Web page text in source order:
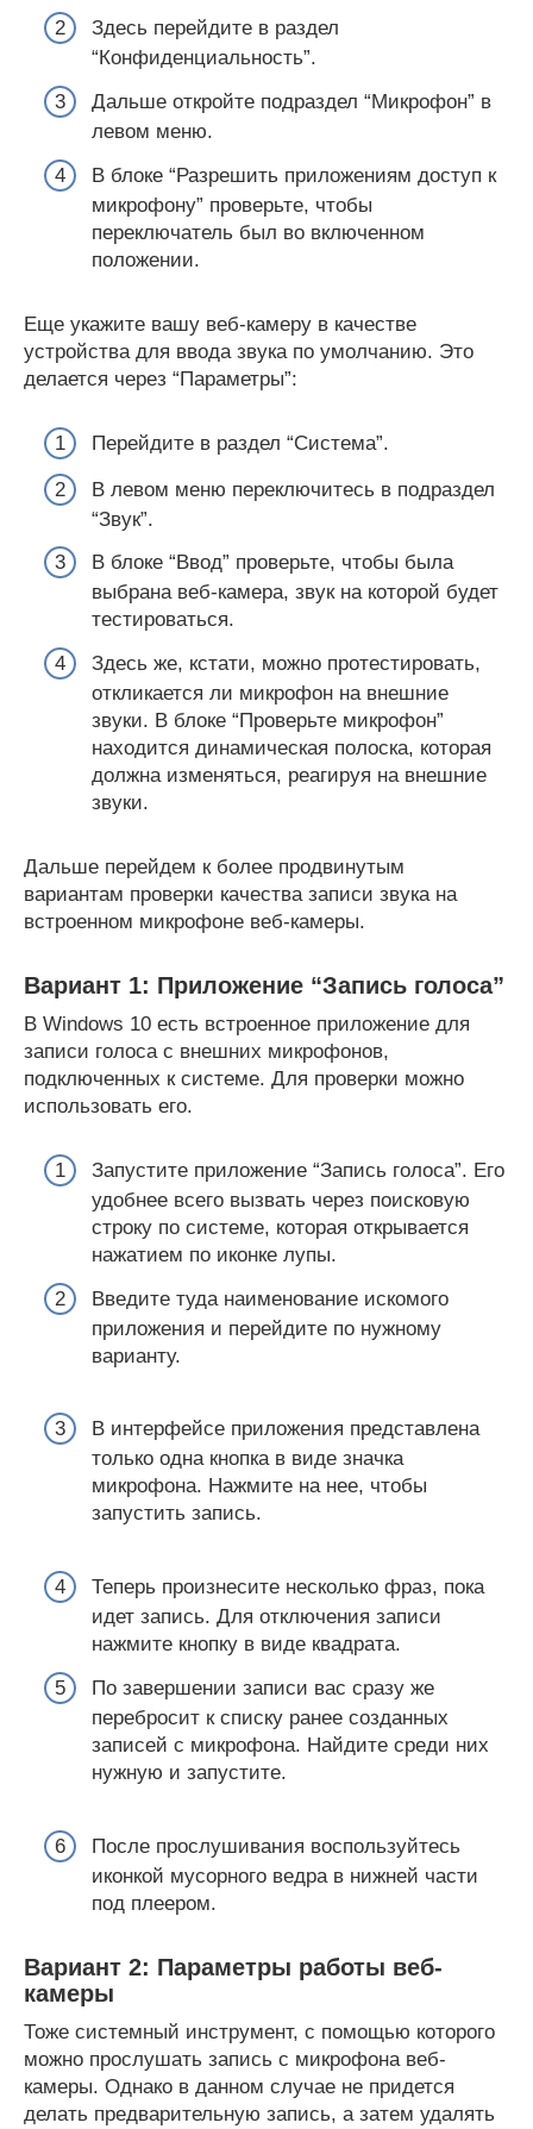
Здесь перейдите в раздел
“Конфиденциальность”.
Дальше откройте подраздел “Микрофон” в
левом меню.
В блоке “Разрешить приложениям доступ к
микрофону” проверьте, чтобы
переключатель был во включенном
положении.
Еще укажите вашу веб-камеру в качестве
устройства для ввода звука по умолчанию. Это
делается через “Параметры”:
Перейдите в раздел “Система”.
В левом меню переключитесь в подраздел
“Звук”.
В блоке “Ввод” проверьте, чтобы была
выбрана веб-камера, звук на которой будет
тестироваться.
Здесь же, кстати, можно протестировать,
откликается ли микрофон на внешние
звуки. В блоке “Проверьте микрофон”
находится динамическая полоска, которая
должна изменяться, реагируя на внешние
звуки.
Дальше перейдем к более продвинутым
вариантам проверки качества записи звука на
встроенном микрофоне веб-камеры.
Вариант 1: Приложение “Запись голоса”
В Windows 10 есть встроенное приложение для
записи голоса с внешних микрофонов,
подключенных к системе. Для проверки можно
использовать его.
Запустите приложение “Запись голоса”. Его
удобнее всего вызвать через поисковую
строку по системе, которая открывается
нажатием по иконке лупы.
Введите туда наименование искомого
приложения и перейдите по нужному
варианту.
В интерфейсе приложения представлена
только одна кнопка в виде значка
микрофона. Нажмите на нее, чтобы
запустить запись.
Теперь произнесите несколько фраз, пока
идет запись. Для отключения записи
нажмите кнопку в виде квадрата.
По завершении записи вас сразу же
перебросит к списку ранее созданных
записей с микрофона. Найдите среди них
нужную и запустите.
После прослушивания воспользуйтесь
иконкой мусорного ведра в нижней части
под плеером.
Вариант 2: Параметры работы веб-
камеры
Тоже системный инструмент, с помощью которого
можно прослушать запись с микрофона веб-
камеры. Однако в данном случае не придется
делать предварительную запись, а затем удалять